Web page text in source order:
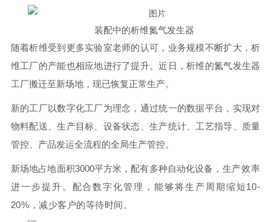
装配中的析维氮气发生器
随着析维受到更多实验室老师的认可，业务规模不断扩大，析
维工厂的产能也相应地进行了提升。近日，析维的氮气发生器
工厂搬迁至新场地，现已恢复正常生产。
新的工厂以数字化工厂为理念，通过统一的数据平台，实现对
物料配送、生产目标、设备状态、生产统计、工艺指导、质量
管控、产品发运全流程的全局生产管控。
新场地占地面积3000平方米，配有多种自动化设备， 生产效率
进一步提升。 配合数字化管理，能够将生产周期缩短10-
20%，减少客户的等待时间。